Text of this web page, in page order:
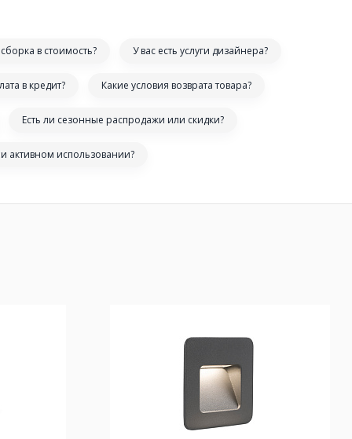
в стоимость? У вас есть услуги дизайнера?
в кредит? Какие условия возврата товара?
Есть ли сезонные распродажи или скидки?
активном использовании?